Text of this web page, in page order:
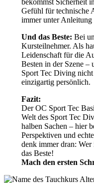
bekommst Sicherheit
Gefühl für technische
immer unter Anleitung
Und das Beste: Bei
Kursteilnehmer. Als
Leidenschaft für die
Besten in der Szene –
Sport Tec Diving nicht
einzigartig persönlich.
Fazit:
Der OC Sport Tec
Welt des Sport Tec
halben Sachen – hier
Perspektiven und
denk immer dran: Wer
das Beste!
Mach den ersten